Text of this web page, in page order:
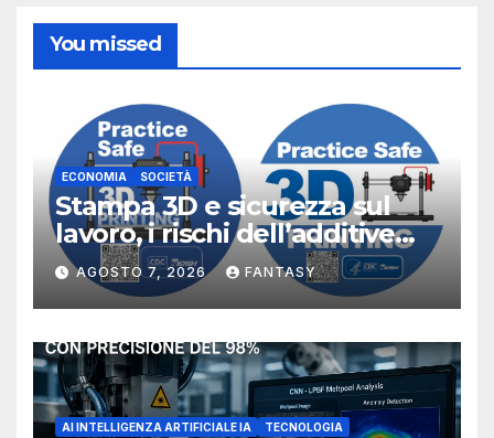
You missed
ECONOMIA SOCIETÀ
Stampa 3D e sicurezza sul
lavoro, i rischi dell’additive
manufacturing secondo
NIOSH
AGOSTO 7, 2026 FANTASY
AI INTELLIGENZA ARTIFICIALE IA TECNOLOGIA